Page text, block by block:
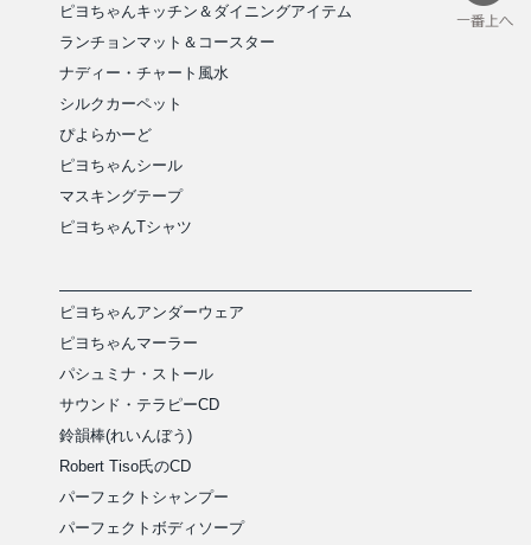
ピヨちゃんキッチン＆ダイニングアイテム
ランチョンマット＆コースター
ナディー・チャート風水
シルクカーペット
ぴよらかーど
ピヨちゃんシール
マスキングテープ
ピヨちゃんTシャツ
ピヨちゃんアンダーウェア
ピヨちゃんマーラー
パシュミナ・ストール
サウンド・テラピーCD
鈴韻棒(れいんぼう)
Robert Tiso氏のCD
パーフェクトシャンプー
パーフェクトボディソープ